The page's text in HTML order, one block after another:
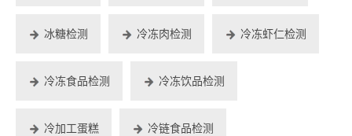
冰糖检测 冷冻肉检测 冷冻虾仁检测
冷冻食品检测 冷冻饮品检测
冷加工蛋糕 冷链食品检测